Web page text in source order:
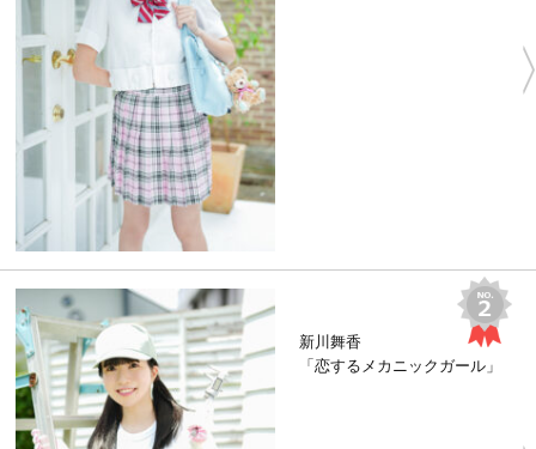
新川舞香
「恋するメカニックガール」